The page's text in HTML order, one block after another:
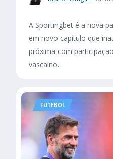
A Sportingbet é a nova
em novo capítulo que
próxima com
vascaíno.
FUTEBOL